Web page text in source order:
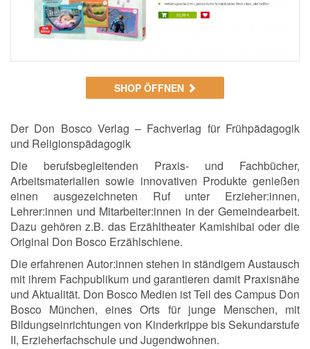
SHOP ÖFFNEN
Der Don Bosco Verlag – Fachverlag für Frühpädagogik
und Religionspädagogik
Die berufsbegleitenden Praxis- und Fachbücher,
Arbeitsmaterialien sowie innovativen Produkte genießen
einen ausgezeichneten Ruf unter Erzieher:innen,
Lehrer:innen und Mitarbeiter:innen in der Gemeindearbeit.
Dazu gehören z.B. das Erzähltheater Kamishibai oder die
Original Don Bosco Erzählschiene.
Die erfahrenen Autor:innen stehen in ständigem Austausch
mit ihrem Fachpublikum und garantieren damit Praxisnähe
und Aktualität. Don Bosco Medien ist Teil des Campus Don
Bosco München, eines Orts für junge Menschen, mit
Bildungseinrichtungen von Kinderkrippe bis Sekundarstufe
II, Erzieherfachschule und Jugendwohnen.